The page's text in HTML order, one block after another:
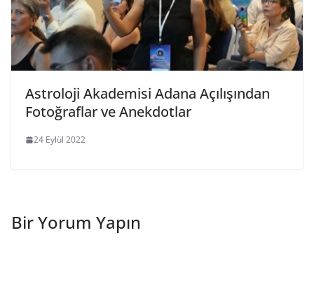
Astroloji Akademisi Adana Açılışından
Fotoğraflar ve Anekdotlar
24 Eylül 2022
Bir Yorum Yapın